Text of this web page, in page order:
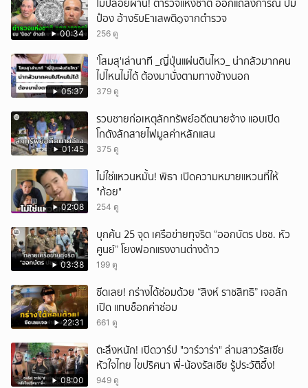
00:34
ไม่ปล่อยผ่าน! ตำรวจแห่งชาติ ออกแถลงการณ์ ปม
ป๋อง อ้างรับEาเสwติ๑จากตำรวจ
256 ดู
05:37
'โสมสุ'เล่านาที _ญี่ปุ่นแผ่นดินไหว_ น่ากลัวมากคน
ไปไหนไม่ได้ ต้องมานั่งตามทางข้างนอก
379 ดู
01:45
รวบชายก่อเหตุลักทรัพย์อดีตนายจ้าง แอบเปิด
โกดังลักสายไฟมูลค่าหลักแสน
375 ดู
02:08
ไม่ใช่แหวนหมั้น! พิธา เปิดความหมายแหวนที่ให้
"ก้อย"
254 ดู
03:38
บุกค้น 25 จุด เครือข่ายทุจริต “ออกบัตร ปชช. หัว
ศูนย์” โยงฟอกแรงงานต่างด้าว
199 ดู
22:31
ซีดเลย! กร่างได้ซ่อมด้วย “สิงห์ ราชสิทธิ” เจอลัก
เปิด แทบช็อกค่าซ่อม
661 ดู
08:00
ตะลึงหนัก! เปิดวาร์ป "วาร์วาร่า" ล่ามสาวรัสเซีย
หัวใจไทย ไขปริศนา พี่-น้องรัสเซีย รู้ประวัติอึ้ง!
949 ดู